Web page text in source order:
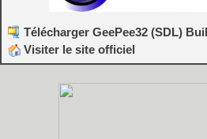
Télécharger GeePee32 (SDL)
Visiter le site officiel